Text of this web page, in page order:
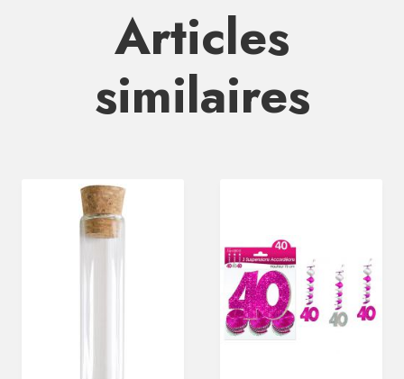
Articles
similaires